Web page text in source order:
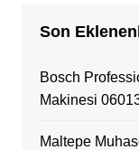
Son
Bosch
Makinesi
Maltepe